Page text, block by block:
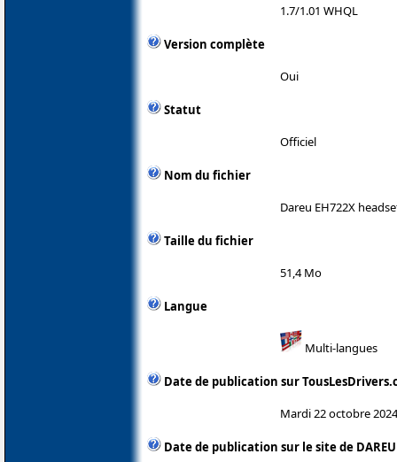
1.7/1.01 WHQL
Version complète
Oui
Statut
Officiel
Nom du fichier
Dareu EH722X
Taille du fichier
51,4 Mo
Langue
Multi-langues
Date de publication sur
Mardi 22 octobre 2024
Date de publication sur le site de DAREU